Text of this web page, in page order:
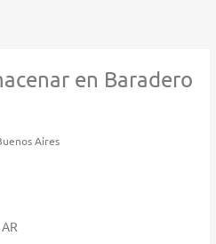
en Baradero
Aires